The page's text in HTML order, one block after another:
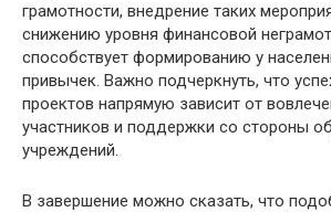
грамотности, внедрение таких
снижению уровня финансовой
способствует формированию у
привычек. Важно подчеркнуть, что
проектов напрямую зависит от
участников и поддержки со стороны
учреждений.
В завершение можно сказать, что